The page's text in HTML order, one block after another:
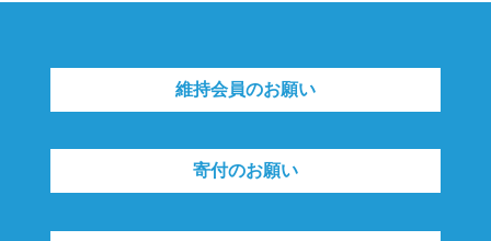
維持会員のお願い
寄付のお願い